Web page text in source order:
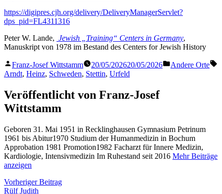
https://digipres.cjh.org/delivery/DeliveryManagerServlet?
dps_pid=FL4311316
Peter W. Lande, Jewish „Training“ Centers in Germany,
Manuskript von 1978 im Bestand des Centers for Jewish History
Veröffentlicht
von
Franz-Josef Wittstamm 20/05/202620/05/2026
Veröffentlicht
Andere Orte
Arndt, Heinz, Schweden, Stettin, Urfeld
Veröffentlicht von Franz-Josef
Wittstamm
Geboren 31. Mai 1951 in Recklinghausen Gymnasium Petrinum
1961 bis Abitur1970 Studium der Humanmedizin in Bochum
Approbation 1981 Promotion1982 Facharzt für Innere Medizin,
Kardiologie, Intensivmedizin Im Ruhestand seit 2016 Mehr Beiträge
anzeigen
Beitragsnavigation
Vorheriger BeitragVorheriger
Rülf Judith